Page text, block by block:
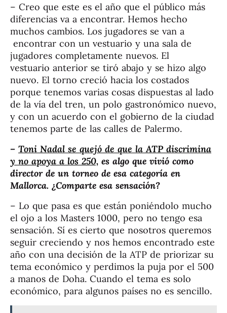
– Creo que este es el año que el público más
diferencias va a encontrar. Hemos hecho
muchos cambios. Los jugadores se van a
encontrar con un vestuario y una sala de
jugadores completamente nuevos. El
vestuario anterior se tiró abajo y se hizo algo
nuevo. El torno creció hacia los costados
porque tenemos varias cosas dispuestas al lado
de la vía del tren, un polo gastronómico nuevo,
y con un acuerdo con el gobierno de la ciudad
tenemos parte de las calles de Palermo.
– Toni Nadal se quejó de que la ATP discrimina
y no apoya a los 250, es algo que vivió como
director de un torneo de esa categoría en
Mallorca. ¿Comparte esa sensación?
– Lo que pasa es que están poniéndolo mucho
el ojo a los Masters 1000, pero no tengo esa
sensación. Sí es cierto que nosotros queremos
seguir creciendo y nos hemos encontrado este
año con una decisión de la ATP de priorizar su
tema económico y perdimos la puja por el 500
a manos de Doha. Cuando el tema es solo
económico, para algunos países no es sencillo.